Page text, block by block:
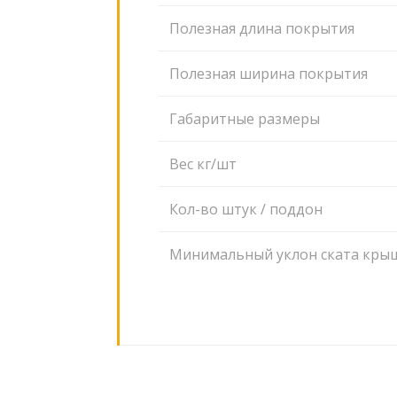
Полезная длина покрытия
Полезная ширина покрытия
Габаритные размеры
Вес кг/шт
Кол-во штук / поддон
Минимальный уклон ската